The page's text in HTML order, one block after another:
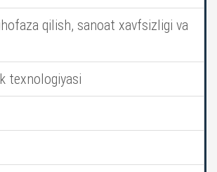
qilish, sanoat xavfsizligi va
texnologiyasi